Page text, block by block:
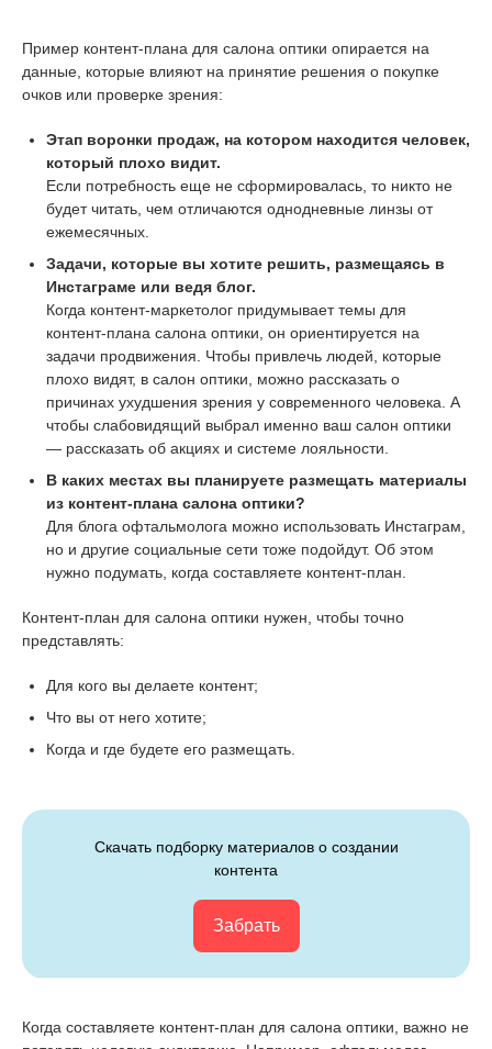
Пример контент-плана для салона оптики опирается на
данные, которые влияют на принятие решения о покупке
очков или проверке зрения:
Этап воронки продаж, на котором находится человек,
который плохо видит.
Если потребность еще не сформировалась, то никто не
будет читать, чем отличаются однодневные линзы от
ежемесячных.
Задачи, которые вы хотите решить, размещаясь в
Инстаграме или ведя блог.
Когда контент-маркетолог придумывает темы для
контент-плана салона оптики, он ориентируется на
задачи продвижения. Чтобы привлечь людей, которые
плохо видят, в салон оптики, можно рассказать о
причинах ухудшения зрения у современного человека. А
чтобы слабовидящий выбрал именно ваш салон оптики
— рассказать об акциях и системе лояльности.
В каких местах вы планируете размещать материалы
из контент-плана салона оптики?
Для блога офтальмолога можно использовать Инстаграм,
но и другие социальные сети тоже подойдут. Об этом
нужно подумать, когда составляете контент-план.
Контент-план для салона оптики нужен, чтобы точно
представлять:
Для кого вы делаете контент;
Что вы от него хотите;
Когда и где будете его размещать.
Скачать подборку материалов о создании
контента
Забрать
Когда составляете контент-план для салона оптики, важно не